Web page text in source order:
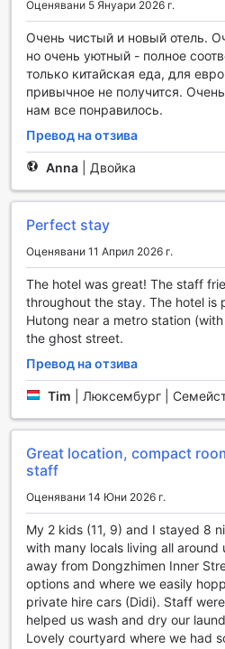
градския шум.
Градината предлага и уютни
се отпуснете с книга или да
докато слушате звуците на
търсят активни занимания,
подходящо за медитация или
предоставяйки идеалната
презареждане. Renjoy Courtyard
Dongzhimen е перфектната
иска да се наслади на
природата, докато е в сърцето
Удобства за Вашето
Renjoy Courtyard Hotel Beijing
редица удобства, които
безопасност по време на
спокойствие, в хотела са
където можете да
лични вещи. Освен това,
публичните зони позволява
така че да можете да останете
или да планирате следващите
настаняване и напускане. С
настаняване и напускане,
да се насладите на повече от
предлага. Лагерно съхранение
разположение, за да можете
притеснения за вашите вещи.
почистване на стаите
удобно и приятно по време на
Транспортни Услуги в Renjoy
Dongzhimen
Оценявани 5 Януари 2026 г.
Очень чистый и новый отель.
но очень уютный - полное
только китайская еда, для
привычное не получится.
нам все понравилось.
Превод на отзива
Anna Двойка
Perfect stay
Оценявани 11 Април 2026 г.
The hotel was great! The staff
throughout the stay. The hotel is
Hutong near a metro station
the ghost street.
Превод на отзива
Tim Люксембург |
Great location, compact
staff
Оценявани 14 Юни 2026 г.
My 2 kids (11, 9) and I stayed 8
with many locals living all around
away from Dongzhimen Inner
options and where we easily
private hire cars (Didi). Staff
helped us wash and dry our
Lovely courtyard where we had